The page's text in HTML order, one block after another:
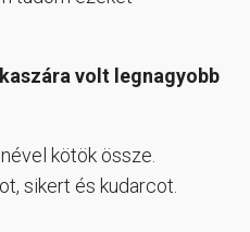
volt legnagyobb
kötök össze.
sikert és kudarcot.